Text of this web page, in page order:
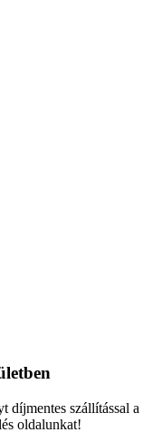
díjmentes szállítással a
oldalunkat!